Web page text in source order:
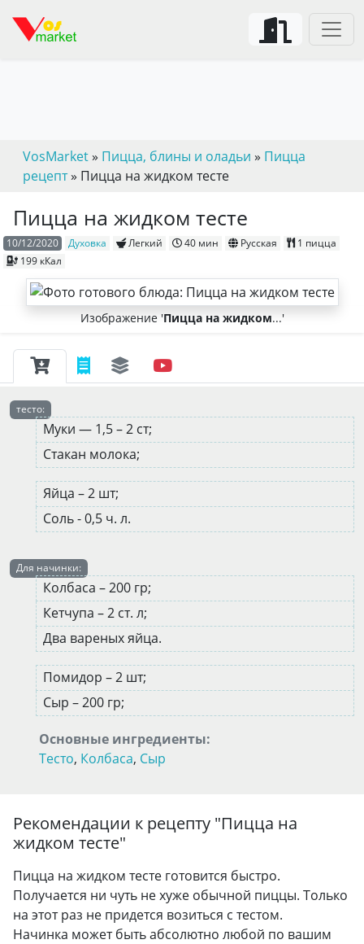
VosMarket» Пицца, блины и оладьи » Пицца
рецепт» Пицца на жидком тесте
Пицца на жидком тесте
10/12/2020 Духовка Легкий 40 мин Русская
1 пицца
199 кКал
Изображение 'Пицца на жидком...'
тесто:
Муки — 1,5 – 2 ст;
Стакан молока;
Яйца – 2 шт;
Соль - 0,5 ч. л.
Для начинки:
Колбаса – 200 гр;
Кетчупа – 2 ст. л;
Два вареных яйца.
Помидор – 2 шт;
Сыр – 200 гр;
Основные ингредиенты:
Тесто, Колбаса, Сыр
Рекомендации к рецепту "Пицца на
жидком тесте"
Пицца на жидком тесте готовится быстро.
Получается ни чуть не хуже обычной пиццы. Только
на этот раз не придется возиться с тестом.
Начинка может быть абсолютно любой по вашим